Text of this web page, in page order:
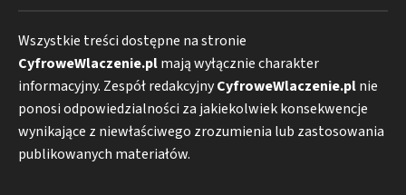
Wszystkie treści dostępne na stronie
CyfroweWlaczenie.plmają wyłącznie charakter
informacyjny. Zespół redakcyjnyCyfroweWlaczenie.plnie
ponosi odpowiedzialności za jakiekolwiek konsekwencje
wynikające z niewłaściwego zrozumienia lub zastosowania
publikowanych materiałów.